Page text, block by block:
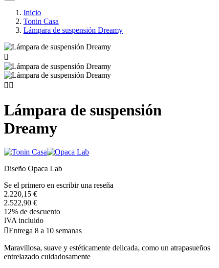
Inicio
Tonin Casa
Lámpara de suspensión Dreamy

 
Lámpara de suspensión
Dreamy
Diseño Opaca Lab
Se el primero en escribir una reseña
2.220,15 €
2.522,90 €
12% de descuento
IVA incluido
Entrega 8 a 10 semanas
Maravillosa, suave y estéticamente delicada, como un atrapasueños
entrelazado cuidadosamente